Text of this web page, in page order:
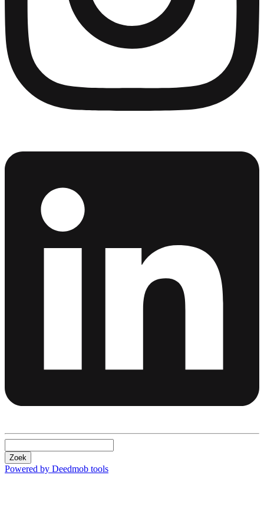
Zoek
Powered by Deedmob tools